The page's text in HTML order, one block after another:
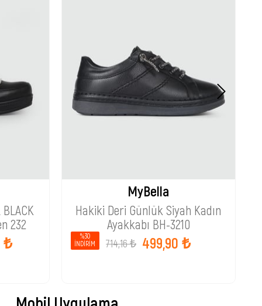
232
₺
MyBella
Hakiki Deri Günlük Siyah Kadın
Ayakkabı BH-3210
499,90 ₺
714,16 ₺
%30
İNDIRIM